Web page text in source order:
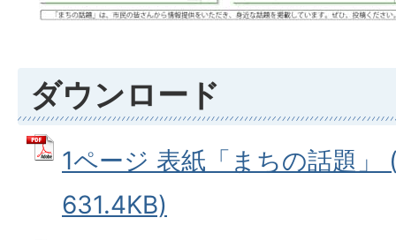
ダウンロード
1ページ 表紙「まちの話題」
631.4KB)